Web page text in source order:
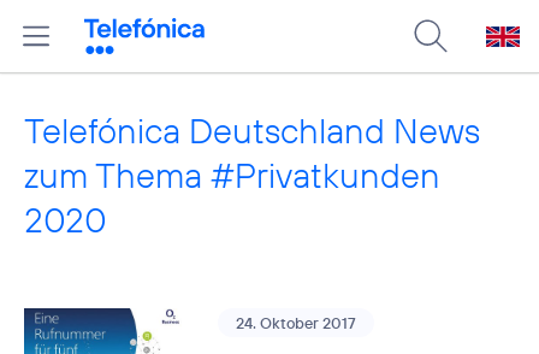
Telefónica Deutschland News
zum Thema #Privatkunden
2020
24. Oktober 2017